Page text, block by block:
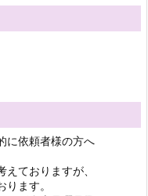
に依頼者様の方へ
ておりますが、
ます。